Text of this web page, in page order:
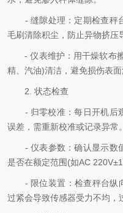
- 缝隙处理：定期检查秤
毛刷清除积尘，防止异物挤压
- 仪表维护：用干燥软布擦
精、汽油)清洁，避免损伤表面
2. 状态检查
- 归零校准：每日开机后观
误差，需重新校准或记录异常。
- 仪表参数：确认显示数
是否在额定范围(如AC
- 限位装置：检查秤台纵向
过紧会导致传感器受力不均，